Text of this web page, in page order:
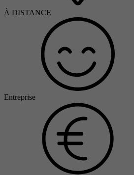
À DISTANCE
Entreprise